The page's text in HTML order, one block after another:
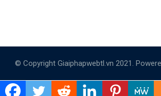
© Copyright Giaiphapwebtl.vn 2021.